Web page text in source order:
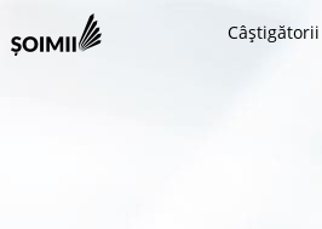
Câștigătorii